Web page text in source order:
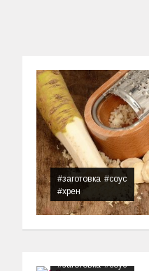
#заготовка #соус
#хрен
#заготовка #соус